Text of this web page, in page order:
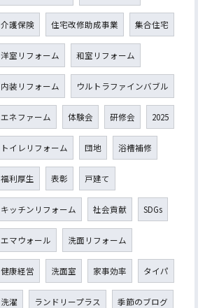
介護保険 住宅改修助成事業 集合住宅
洋室リフォーム 和室リフォーム
内装リフォーム ウルトラファインバブル
エネファーム 体験会 研修会 2025
トイレリフォーム 団地 浴槽補修
福利厚生 表彰 戸建て
キッチンリフォーム 社会貢献 SDGs
エマウォール 洗面リフォーム
健康経営 洗面室 家事効率 タイパ
洗濯 ランドリープラス 季節のブログ